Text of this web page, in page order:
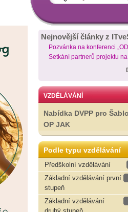
Nejnovější články z
Pozvánka na konferenci
Setkání partnerů projektu
VZDĚLÁVÁNÍ
Nabídka DVPP pro
OP JAK
Podle typu vzdělávání
Předškolní vzdělávání
Základní vzdělávání první
stupeň
Základní vzdělávání